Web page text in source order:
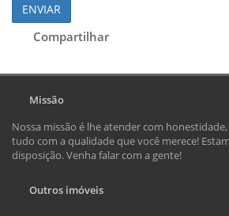
ENVIAR
Compartilhar
Missão
Nossa missão é lhe atender com
tudo com a qualidade que você merece!
disposição. Venha falar com a gente!
Outros imóveis